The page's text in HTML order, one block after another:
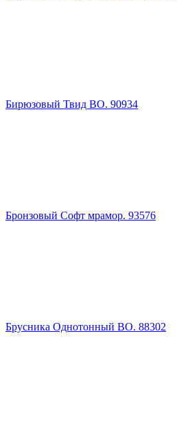
Бирюзовый Твид ВО. 90934
Бронзовый Софт мрамор. 93576
Брусника Однотонный ВО. 88302